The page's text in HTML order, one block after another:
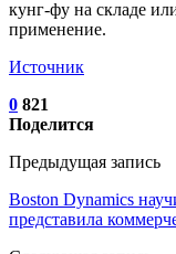
кунг-фу на складе
применение.
Источник
0 821
Поделится
Предыдущая запись
Boston Dynamics
представила